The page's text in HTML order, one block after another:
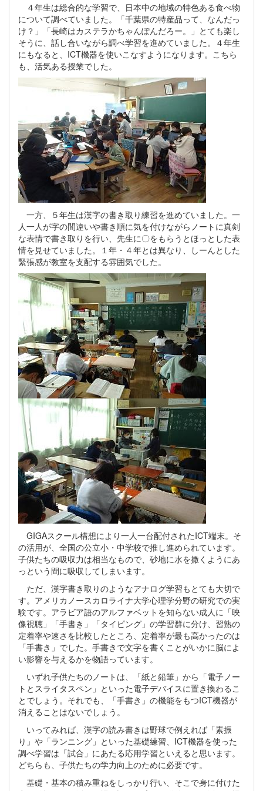
４年生は総合的な学習で、日本中の地域の特色ある食べ物
について調べていました。「千葉県の特産品って、なんだっ
け？」「長崎はカステラかちゃんぽんだろー。」とても楽し
そうに、話し合いながら調べ学習を進めていました。４年生
にもなると、ICT機器を使いこなすようになります。こちら
も、活気ある授業でした。
一方、５年生は漢字の書き取り練習を進めていました。一
人一人が字の間違いや書き順に気を付けながらノートに真剣
な表情で書き取りを行い、先生に〇をもらうとほっとした表
情を見せていました。１年・４年とは異なり、しーんとした
緊張感が教室を支配する雰囲気でした。
GIGAスクール構想により一人一台配付されたICT端末。そ
の活用が、全国の公立小・中学校で推し進められています。
子供たちの吸収力は相当なもので、砂地に水を撒くようにあ
っという間に吸収してしまいます。
ただ、漢字書き取りのようなアナログ学習もとても大切で
す。アメリカノースカロライナ大学心理学分野の研究での実
験です。アラビア語のアルファベットを知らない成人に「映
像視聴」「手書き」「タイピング」の学習群に分け、習熟の
定着率や速さを比較したところ、定着率が最も高かったのは
「手書き」でした。手書きで文字を書くことがいかに脳によ
い影響を与えるかを物語っています。
いずれ子供たちのノートは、「紙と鉛筆」から「電子ノー
トとスライタスペン」といった電子デバイスに置き換わるこ
とでしょう。それでも、「手書き」の機能をもつICT機器が
消えることはないでしょう。
いってみれば、漢字の読み書きは野球で例えれば「素振
り」や「ランニング」といった基礎練習、ICT機器を使った
調べ学習は「試合」にあたる応用学習といえると思います。
どちらも、子供たちの学力向上のために必要です。
基礎・基本の積み重ねをしっかり行い、そこで身に付けた